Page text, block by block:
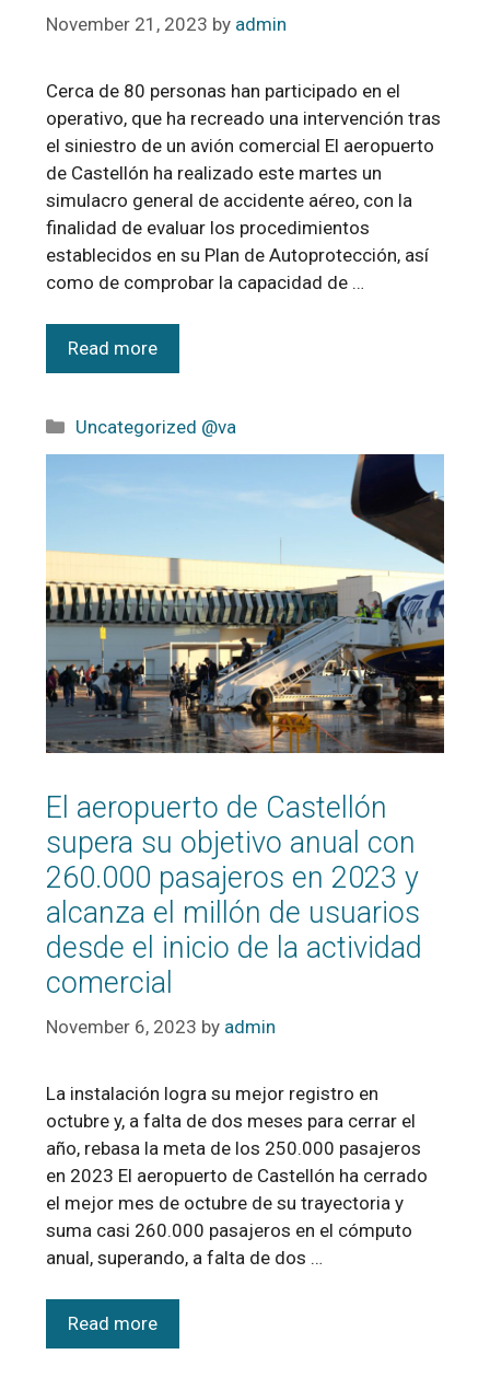
November 21, 2023 by admin
Cerca de 80 personas han participado en el
operativo, que ha recreado una intervención tras
el siniestro de un avión comercial El aeropuerto
de Castellón ha realizado este martes un
simulacro general de accidente aéreo, con la
finalidad de evaluar los procedimientos
establecidos en su Plan de Autoprotección, así
como de comprobar la capacidad de …
Read more
Uncategorized @va
El aeropuerto de Castellón
supera su objetivo anual con
260.000 pasajeros en 2023 y
alcanza el millón de usuarios
desde el inicio de la actividad
comercial
November 6, 2023 by admin
La instalación logra su mejor registro en
octubre y, a falta de dos meses para cerrar el
año, rebasa la meta de los 250.000 pasajeros
en 2023 El aeropuerto de Castellón ha cerrado
el mejor mes de octubre de su trayectoria y
suma casi 260.000 pasajeros en el cómputo
anual, superando, a falta de dos …
Read more